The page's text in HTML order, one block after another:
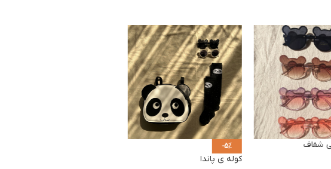
شفاف -5%
کوله ی پاندا